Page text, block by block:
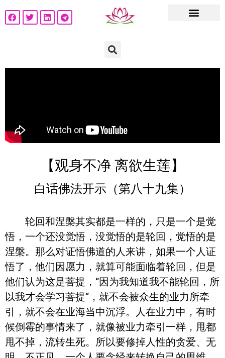
【观身不净 离欲生莲】
白话佛法开示（第八十九集）
轮回和涅槃其实都是一样的，只是一个是觉
悟，一个还没觉悟，没觉悟的是轮回，觉悟的是
涅槃。那么对证悟佛道的人来讲，如果一个人证
悟了，他们因愿力，就算可能面临着轮回，但是
他们认为这是菩提，“因为我知道我不能轮回，所
以我才会学习菩提”，就不会被众生的业力所牵
引，就不会在业海当中沉浮。人在业力中，有时
候倒霉的事情来了，就像被业力牵引一样，甩都
甩不掉，流转生死。所以要修掉人性的贪爱、无